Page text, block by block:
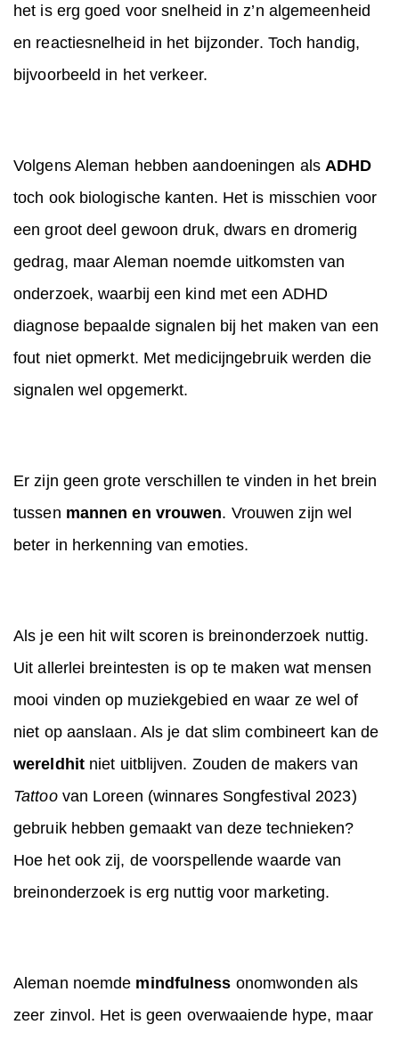
het is erg goed voor snelheid in z’n algemeenheid
en reactiesnelheid in het bijzonder. Toch handig,
bijvoorbeeld in het verkeer.
Volgens Aleman hebben aandoeningen als ADHD
toch ook biologische kanten. Het is misschien voor
een groot deel gewoon druk, dwars en dromerig
gedrag, maar Aleman noemde uitkomsten van
onderzoek, waarbij een kind met een ADHD
diagnose bepaalde signalen bij het maken van een
fout niet opmerkt. Met medicijngebruik werden die
signalen wel opgemerkt.
Er zijn geen grote verschillen te vinden in het brein
tussen mannen en vrouwen. Vrouwen zijn wel
beter in herkenning van emoties.
Als je een hit wilt scoren is breinonderzoek nuttig.
Uit allerlei breintesten is op te maken wat mensen
mooi vinden op muziekgebied en waar ze wel of
niet op aanslaan. Als je dat slim combineert kan de
wereldhit niet uitblijven. Zouden de makers van
Tattoo van Loreen (winnares Songfestival 2023)
gebruik hebben gemaakt van deze technieken?
Hoe het ook zij, de voorspellende waarde van
breinonderzoek is erg nuttig voor marketing.
Aleman noemde mindfulness onomwonden als
zeer zinvol. Het is geen overwaaiende hype, maar